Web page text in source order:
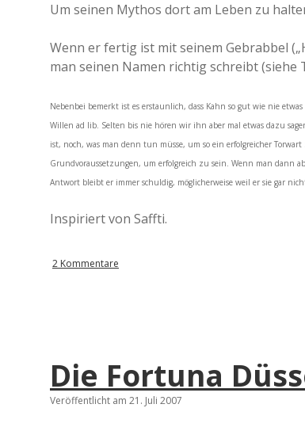
Um seinen Mythos dort am Leben zu
Wenn er fertig ist mit seinem Gebrabbel
man seinen Namen richtig schreibt (siehe
Nebenbei bemerkt ist es erstaunlich, dass Kahn so gut wie nie
Willen ad lib. Selten bis nie hören wir ihn aber mal etwas dazu
ist, noch, was man denn tun müsse, um so ein erfolgreicher
Grundvoraussetzungen, um erfolgreich zu sein. Wenn man dann
Antwort bleibt er immer schuldig, möglicherweise weil er sie gar
Inspiriert von Saffti.
2 Kommentare
Die Fortuna
Veröffentlicht am 21. Juli 2007